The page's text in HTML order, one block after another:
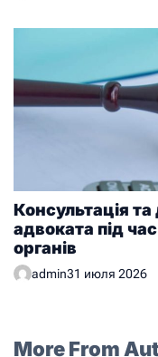
Консультація
адвоката під
органів
admin31 июля 2026
More From